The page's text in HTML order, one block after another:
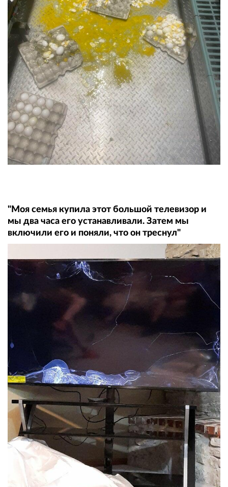
"Моя семья купила этот большой телевизор и
мы два часа его устанавливали. Затем мы
включили его и поняли, что он треснул"